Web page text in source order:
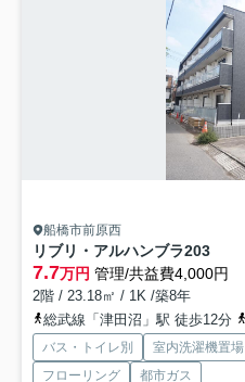
船橋市前原西
リブリ・アルハンブラ203
7.7万円 管理/共益費4,000円
2階 / 23.18㎡ / 1K /築8年
総武線「津田沼」駅 徒歩12分
バス・トイレ別 室内洗濯機置場
フローリング
都市ガス